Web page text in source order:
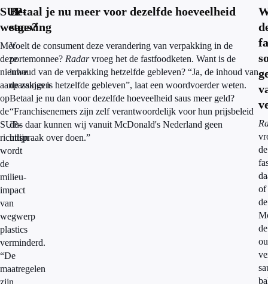
SUP-
wetgeving
Met
deze
nieuwe
aanpassingen
op
de
SUP-
richtlijn
wordt
de
milieu-
impact
van
wegwerp
plastics
verminderd.
“De
maatregelen
zijn
Betaal je nu meer voor dezelfde hoeveelheid
saus?
Voelt de consument deze verandering van verpakking in de
portemonnee? Radarvroeg het de fastfoodketen. Want is de
inhoud van de verpakking hetzelfde gebleven? “Ja, de inhoud van
de zakjes is hetzelfde gebleven”, laat een woordvoerder weten.
Betaal je nu dan voor dezelfde hoeveelheid saus meer geld?
“Franchisenemers zijn zelf verantwoordelijk voor hun prijsbeleid
dus daar kunnen wij vanuit McDonald's Nederland geen
uitspraak over doen.”
de
of
de
de